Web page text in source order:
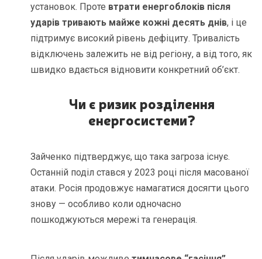
установок. Проте втрати енергоблоків після
ударів тривають майже кожні десять днів, і це
підтримує високий рівень дефіциту. Тривалість
відключень залежить не від регіону, а від того, як
швидко вдається відновити конкретний об’єкт.
Чи є ризик розділення
енергосистеми?
Зайченко підтверджує, що така загроза існує.
Останній поділ стався у 2023 році після масованої
атаки. Росія продовжує намагатися досягти цього
знову — особливо коли одночасно
пошкоджуються мережі та генерація.